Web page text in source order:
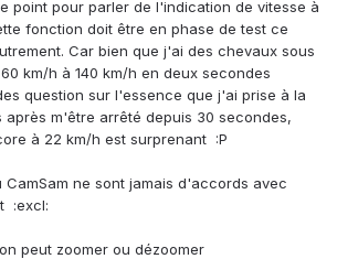
point pour parler de l'indication de vitesse à
fonction doit être en phase de test ce
Car bien que j'ai des chevaux sous
km/h à 140 km/h en deux secondes
question sur l'essence que j'ai prise à la
m'être arrêté depuis 30 secondes,
à 22 km/h est surprenant :P
CamSam ne sont jamais d'accords avec
:excl:
peut zoomer ou dézoomer